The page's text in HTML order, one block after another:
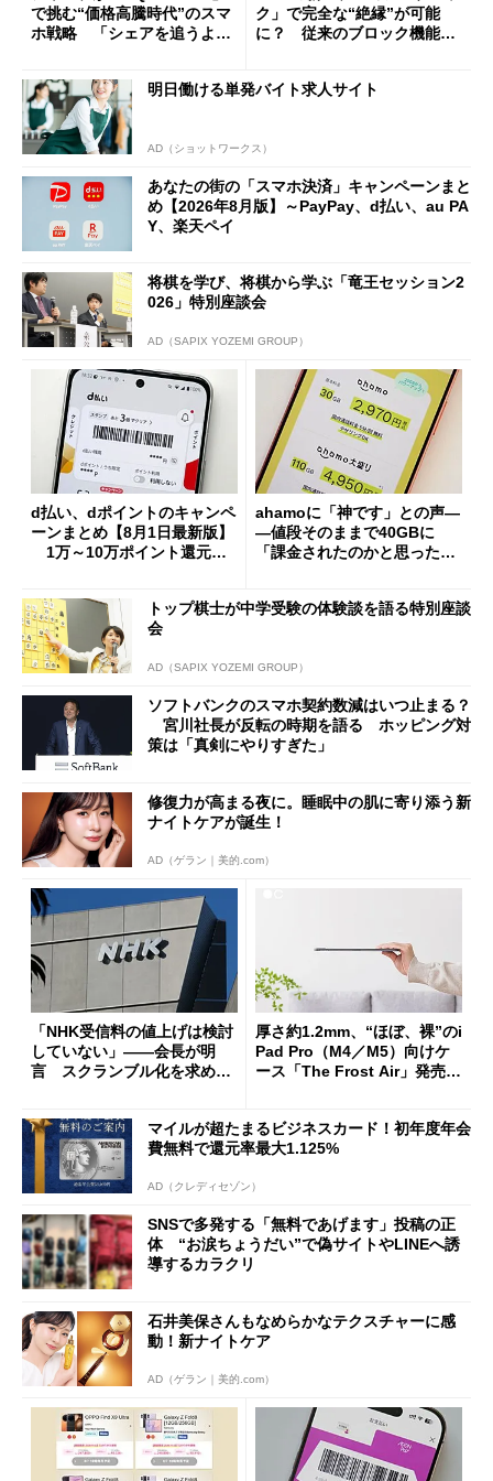
で挑む“価格高騰時代”のスマ
ホ戦略 「シェアを追うより
ク」で完全な“絶縁”が可能
に？ 従来のブロック機能と
明日働ける単発バイト求人サイト
AD（ショットワークス）
あなたの街の「スマホ決済」キャンペーンまと
め【2026年8月版】～PayPay、d払い、au PA
Y、楽天ペイ
将棋を学び、将棋から学ぶ「竜王セッション2
026」特別座談会
AD（SAPIX YOZEMI GROUP）
d払い、dポイントのキャンペ
ーンまとめ【8月1日最新版】
1万～10万ポイント還元の
ahamoに「神です」との声―
―値段そのままで40GBに
「課金されたのかと思った」
トップ棋士が中学受験の体験談を語る特別座談
会
AD（SAPIX YOZEMI GROUP）
ソフトバンクのスマホ契約数減はいつ止まる？
宮川社長が反転の時期を語る ホッピング対
策は「真剣にやりすぎた」
修復力が高まる夜に。睡眠中の肌に寄り添う新
ナイトケアが誕生！
AD（ゲラン｜美的.com）
「NHK受信料の値上げは検討
していない」――会長が明
言 スクランブル化を求める
厚さ約1.2mm、“ほぼ、裸”のi
Pad Pro（M4／M5）向けケ
ース「The Frost Air」発売
マイルが超たまるビジネスカード！初年度年会
費無料で還元率最大1.125%
AD（クレディセゾン）
SNSで多発する「無料であげます」投稿の正
体 “お涙ちょうだい”で偽サイトやLINEへ誘
導するカラクリ
石井美保さんもなめらかなテクスチャーに感
動！新ナイトケア
AD（ゲラン｜美的.com）